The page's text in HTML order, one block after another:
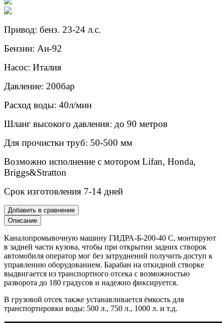
Привод: бенз. 23-24 л.с.
Бензин: Аи-92
Насос: Италия
Давление: 200бар
Расход воды: 40л/мин
Шланг высокого давления: до 90 метров
Для прочистки труб: 50-500 мм
Возможно исполнение с мотором Lifan, Honda,
Briggs&Stratton
Срок изготовления 7-14 дней
Добавить в сравнение
Описание
Каналопромывочную машину ГИДРА-Б-200-40 С, монтируют
в задней части кузова, чтобы при открытии задних створок
автомобиля оператор мог без затруднений получить доступ к
управлению оборудованием. Барабан на откидной створке
выдвигается из транспортного отсека с возможностью
разворота до 180 градусов и надежно фиксируется.
В грузовой отсек также устанавливается ёмкость для
транспортировки воды: 500 л., 750 л., 1000 л. и т.д.